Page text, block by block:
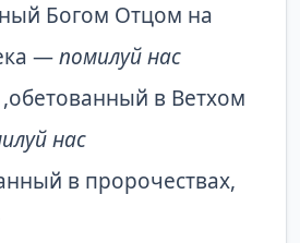
Богом Отцом на
—помилуй нас
в Ветхом
нас
в пророчествах,